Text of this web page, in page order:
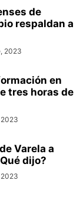
de
respaldan a
2023
en
tres horas de
Varela a
dijo?